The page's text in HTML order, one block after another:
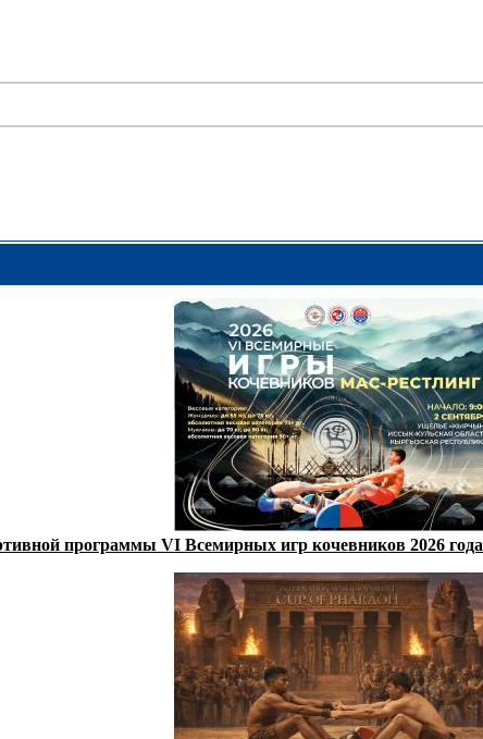
программы VI Всемирных игр кочевников 2026 года